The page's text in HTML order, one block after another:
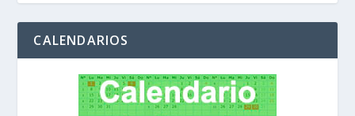
CALENDARIOS